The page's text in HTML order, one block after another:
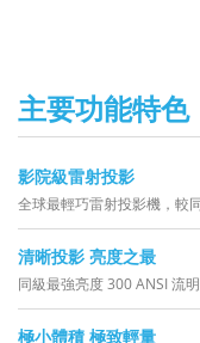
主要功能特色
影院級雷射投影
全球最輕巧雷射投影機，較
清晰投影 亮度之最
同級最強亮度 300 ANSI 流
極小體積 極致輕量